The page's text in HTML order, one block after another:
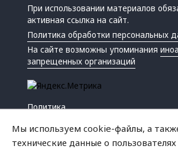
При использовании материалов
активная ссылка на сайт.
Политика обработки персональных
На сайте возможны упоминания
запрещенных организаций
Политика
Мы используем cookie-файлы, а
технические данные о